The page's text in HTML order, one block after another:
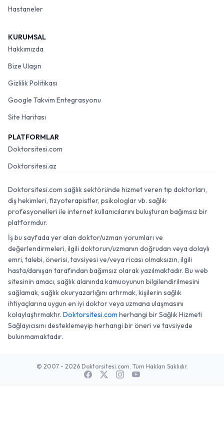
Hastaneler
KURUMSAL
Hakkımızda
Bize Ulaşın
Gizlilik Politikası
Google Takvim Entegrasyonu
Site Haritası
PLATFORMLAR
Doktorsitesi.com
Doktorsitesi.az
Doktorsitesi.com sağlık sektöründe hizmet veren tıp doktorları,
diş hekimleri, fizyoterapistler, psikologlar vb. sağlık
profesyonelleri ile internet kullanıcılarını buluşturan bağımsız bir
platformdur.
İş bu sayfada yer alan doktor/uzman yorumları ve
değerlendirmeleri, ilgili doktorun/uzmanın doğrudan veya dolaylı
emri, talebi, önerisi, tavsiyesi ve/veya ricası olmaksızın, ilgili
hasta/danışan tarafından bağımsız olarak yazılmaktadır. Bu web
sitesinin amacı, sağlık alanında kamuoyunun bilgilendirilmesini
sağlamak, sağlık okuryazarlığını artırmak, kişilerin sağlık
ihtiyaçlarına uygun en iyi doktor veya uzmana ulaşmasını
kolaylaştırmaktır. Doktorsitesi.com herhangi bir Sağlık Hizmeti
Sağlayıcısını desteklemeyip herhangi bir öneri ve tavsiyede
bulunmamaktadır.
© 2007 - 2026 Doktorsitesi.com. Tüm Hakları Saklıdır.